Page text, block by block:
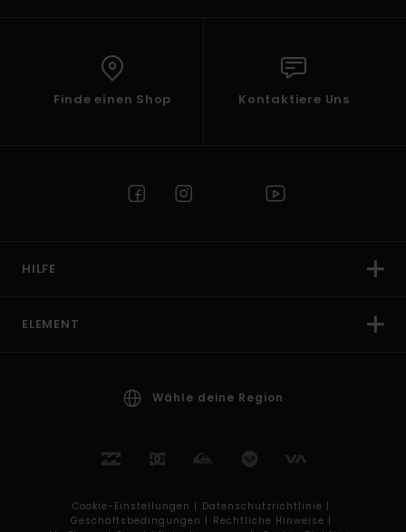
Finde einen Shop Kontaktiere Uns
HILFE
ELEMENT
Wähle deine Region
Cookie-Einstellungen | Datenschutzrichtlinie |
Geschäftsbedingungen | Rechtliche Hinweise |